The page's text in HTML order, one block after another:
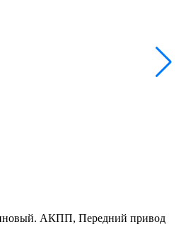
АКПП, Передний привод